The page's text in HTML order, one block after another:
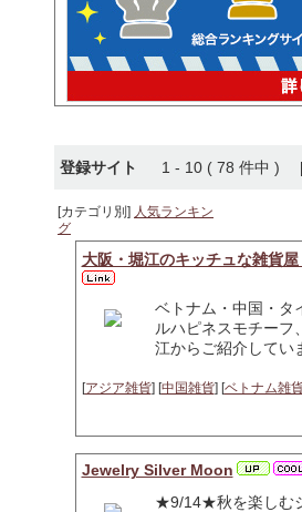
登録サイト 1 - 10 ( 78 件中 )
[カテゴリ別] 人気ランキン
グ
大阪・堀江のキッチュな雑貨
ベトナム・中国・タ
ルハピネスモチーフ
江からご紹介してい
[アジア雑貨] [中国雑貨] [ベトナム雑
Jewelry Silver Moon
★9/14★秋を楽しむ